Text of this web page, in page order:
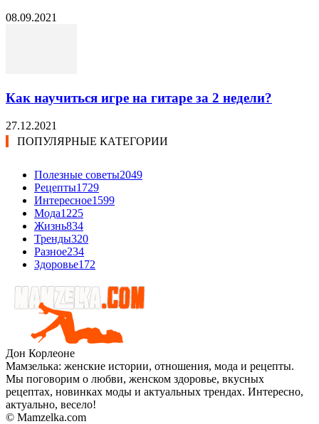
08.09.2021
Как научиться игре на гитаре за 2 недели?
27.12.2021
ПОПУЛЯРНЫЕ КАТЕГОРИИ
Полезные советы2049
Рецепты1729
Интересное1599
Мода1225
Жизнь834
Тренды320
Разное234
Здоровье172
Дон Корлеоне
Мамзелька: женские истории, отношения, мода и рецепты.
Мы поговорим о любви, женском здоровье, вкусных
рецептах, новинках моды и актуальных трендах. Интересно,
актуально, весело!
© Mamzelka.com